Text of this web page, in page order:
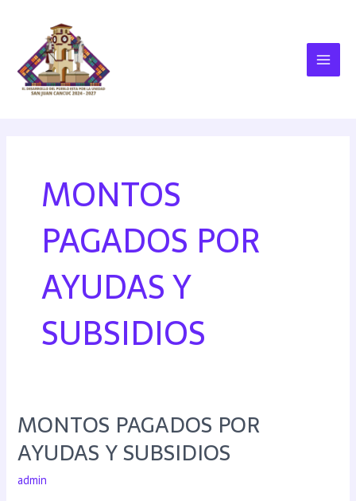
MONTOS
PAGADOS POR
AYUDAS Y
SUBSIDIOS
MONTOS PAGADOS POR
AYUDAS Y SUBSIDIOS
admin